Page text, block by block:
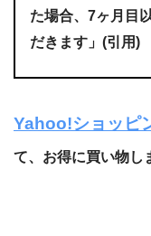
た場合、7ヶ月目
だきます」(引用)
Yahoo!ショッピ
て、お得に買い物し